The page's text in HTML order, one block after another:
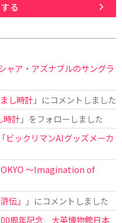
る
ャア・アズナブルのサングラ
し時計」にコメントしました
時計」をフォローしました
ビックリマンAIグッズメーカ
〜Imagination of
伝」
」にコメントしました
周年記念 大英博物館日本